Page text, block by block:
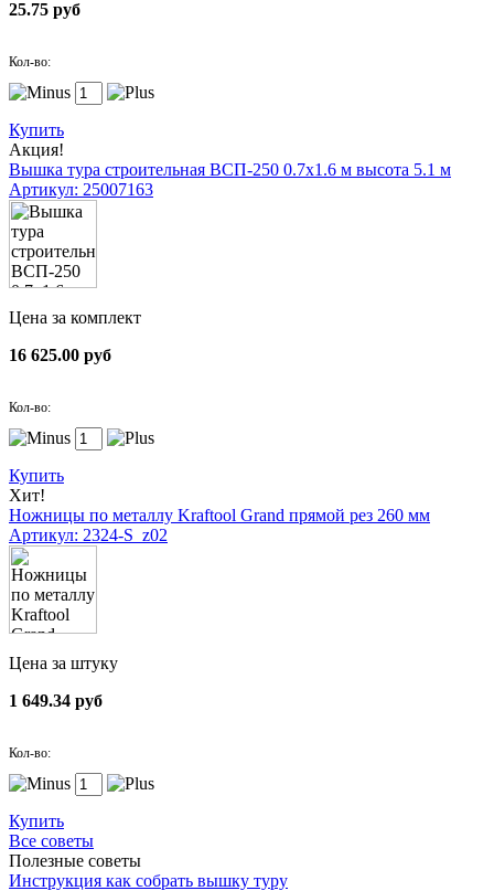
25.75 руб
Кол-во:
Купить
Акция!
Вышка тура строительная ВСП-250 0.7х1.6 м высота 5.1 м
Артикул: 25007163
Цена за комплект
16 625.00 руб
Кол-во:
Купить
Хит!
Ножницы по металлу Kraftool Grand прямой рез 260 мм
Артикул: 2324-S_z02
Цена за штуку
1 649.34 руб
Кол-во:
Купить
Все советы
Полезные советы
Инструкция как собрать вышку туру